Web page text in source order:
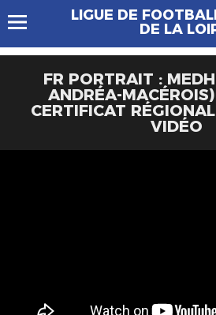
LIGUE DE
DE LA
FR PORTRAIT :
ANDRÉA-
CERTIFICAT
VIDÉO